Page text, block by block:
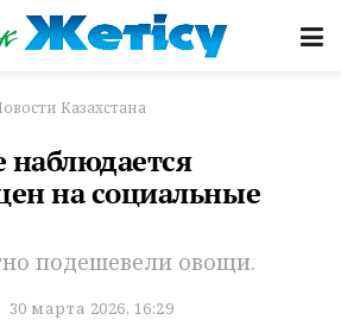
Казахстана
наблюдается
на социальные
подешевели овощи.
30 марта 2026, 16:29